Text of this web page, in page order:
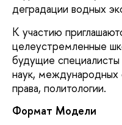
деградации водных
К участию
целеустремленные
будущие
наук, международных
права, политологии.
Формат Модели